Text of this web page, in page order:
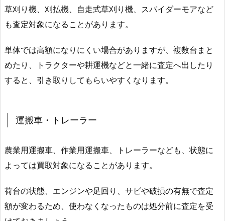
草刈り機、刈払機、自走式草刈り機、スパイダーモアなど
も査定対象になることがあります。
単体では高額になりにくい場合がありますが、複数台まと
めたり、トラクターや耕運機などと一緒に査定へ出したり
すると、引き取りしてもらいやすくなります。
運搬車・トレーラー
農業用運搬車、作業用運搬車、トレーラーなども、状態に
よっては買取対象になることがあります。
荷台の状態、エンジンや足回り、サビや破損の有無で査定
額が変わるため、使わなくなったものは処分前に査定を受